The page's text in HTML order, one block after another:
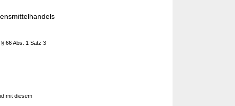
66 Abs. 1 Satz 3
mit diesem